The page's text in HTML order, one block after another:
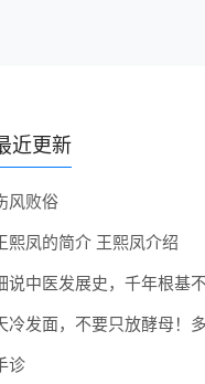
近更新
风败俗
熙凤的简介 王熙凤介绍
诊